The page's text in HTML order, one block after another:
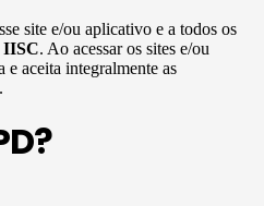
site e/ou aplicativo e a todos os
IISC. Ao acessar os sites e/ou
e aceita integralmente as